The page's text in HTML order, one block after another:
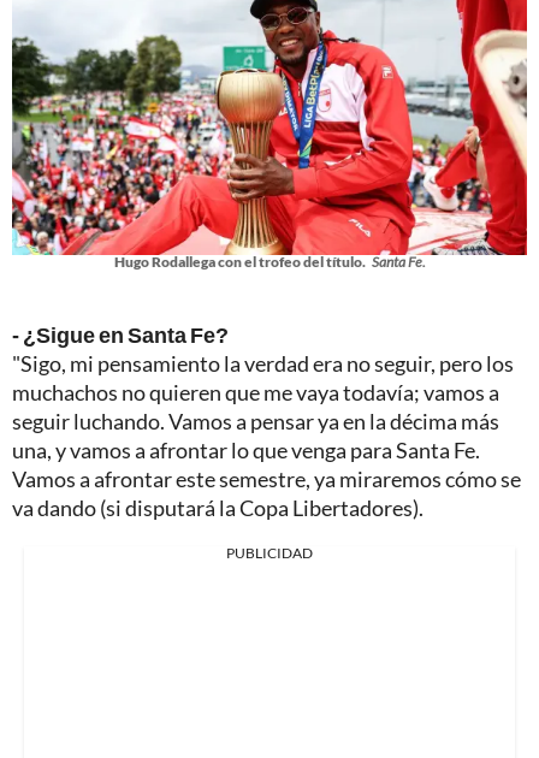
Hugo Rodallega con el trofeo del título. Santa Fe.
- ¿Sigue en Santa Fe?
"Sigo, mi pensamiento la verdad era no seguir, pero los
muchachos no quieren que me vaya todavía; vamos a
seguir luchando. Vamos a pensar ya en la décima más
una, y vamos a afrontar lo que venga para Santa Fe.
Vamos a afrontar este semestre, ya miraremos cómo se
va dando (si disputará la Copa Libertadores).
PUBLICIDAD